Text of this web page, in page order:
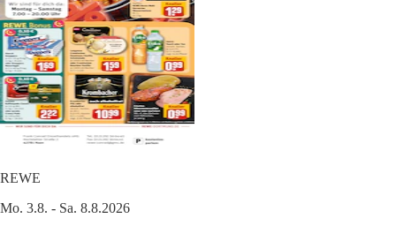
REWE
Mo. 3.8. - Sa. 8.8.2026